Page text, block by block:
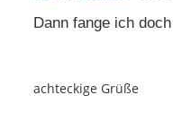
i
t
Dann fange ich
achteckige Grüße